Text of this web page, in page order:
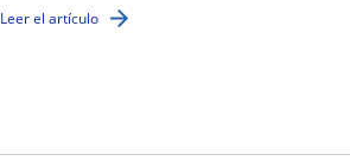
Leer el artículo